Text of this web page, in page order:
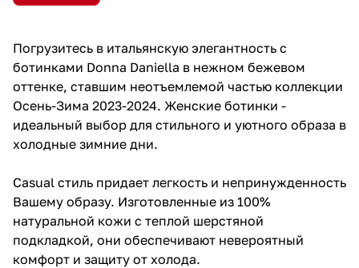
Погрузитесь в итальянскую элегантность с
ботинками Donna Daniella в нежном бежевом
оттенке, ставшим неотъемлемой частью коллекции
Осень-Зима 2023-2024. Женские ботинки -
идеальный выбор для стильного и уютного образа в
холодные зимние дни.
Casual стиль придает легкость и непринужденность
Вашему образу. Изготовленные из 100%
натуральной кожи с теплой шерстяной
подкладкой, они обеспечивают невероятный
комфорт и защиту от холода.